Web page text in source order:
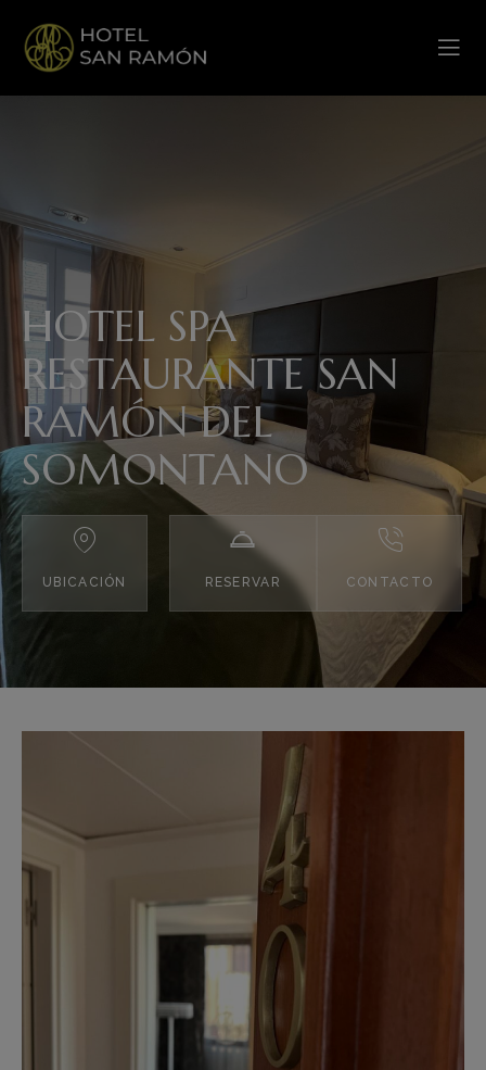
HOTEL SPA
RESTAURANTE SAN
RAMÓN DEL
SOMONTANO
UBICACIÓN RESERVAR CONTACTO